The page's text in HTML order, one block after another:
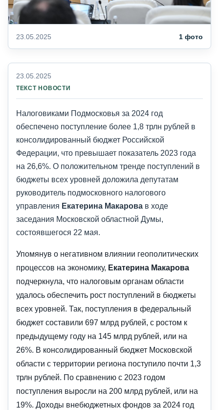
23.05.2025 1 фото
23.05.2025
ТЕКСТ НОВОСТИ
Налоговиками Подмосковья за 2024 год
обеспечено поступление более 1,8 трлн рублей в
консолидированный бюджет Российской
Федерации, что превышает показатель 2023 года
на 26,6%. О положительном тренде поступлений в
бюджеты всех уровней доложила депутатам
руководитель подмосковного налогового
управления Екатерина Макарова в ходе
заседания Московской областной Думы,
состоявшегося 22 мая.
Упомянув о негативном влиянии геополитических
процессов на экономику, Екатерина Макарова
подчеркнула, что налоговым органам области
удалось обеспечить рост поступлений в бюджеты
всех уровней. Так, поступления в федеральный
бюджет составили 697 млрд рублей, с ростом к
предыдущему году на 145 млрд рублей, или на
26%. В консолидированный бюджет Московской
области с территории региона поступило почти 1,3
трлн рублей. По сравнению с 2023 годом
поступления выросли на 200 млрд рублей, или на
19%. Доходы внебюджетных фондов за 2024 год